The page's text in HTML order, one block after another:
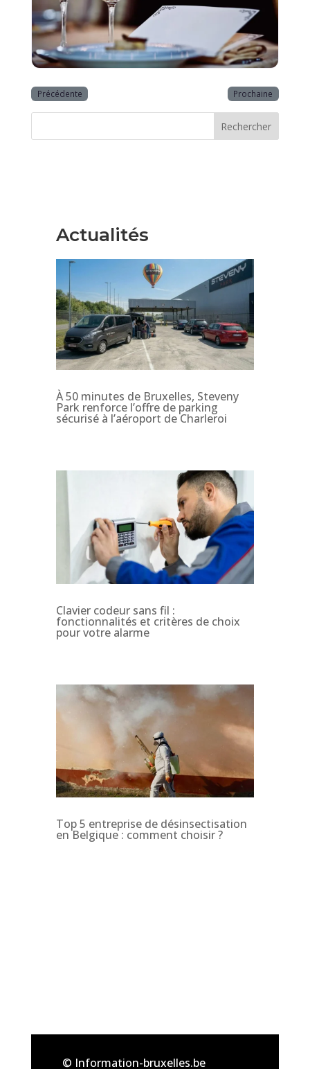
Précédente Prochaine
Rechercher
Actualités
À 50 minutes de Bruxelles, Steveny
Park renforce l’offre de parking
sécurisé à l’aéroport de Charleroi
Clavier codeur sans fil :
fonctionnalités et critères de choix
pour votre alarme
Top 5 entreprise de désinsectisation
en Belgique : comment choisir ?
© Information-bruxelles.be